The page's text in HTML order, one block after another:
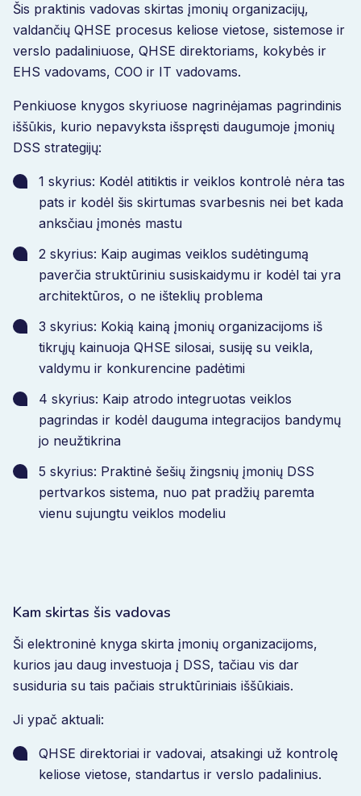
Šis praktinis vadovas skirtas įmonių organizacijų,
valdančių QHSE procesus keliose vietose, sistemose ir
verslo padaliniuose, QHSE direktoriams, kokybės ir
EHS vadovams, COO ir IT vadovams.
Penkiuose knygos skyriuose nagrinėjamas pagrindinis
iššūkis, kurio nepavyksta išspręsti daugumoje įmonių
DSS strategijų:
1 skyrius: Kodėl atitiktis ir veiklos kontrolė nėra tas
pats ir kodėl šis skirtumas svarbesnis nei bet kada
anksčiau įmonės mastu
2 skyrius: Kaip augimas veiklos sudėtingumą
paverčia struktūriniu susiskaidymu ir kodėl tai yra
architektūros, o ne išteklių problema
3 skyrius: Kokią kainą įmonių organizacijoms iš
tikrųjų kainuoja QHSE silosai, susiję su veikla,
valdymu ir konkurencine padėtimi
4 skyrius: Kaip atrodo integruotas veiklos
pagrindas ir kodėl dauguma integracijos bandymų
jo neužtikrina
5 skyrius: Praktinė šešių žingsnių įmonių DSS
pertvarkos sistema, nuo pat pradžių paremta
vienu sujungtu veiklos modeliu
Kam skirtas šis vadovas
Ši elektroninė knyga skirta įmonių organizacijoms,
kurios jau daug investuoja į DSS, tačiau vis dar
susiduria su tais pačiais struktūriniais iššūkiais.
Ji ypač aktuali:
QHSE direktoriai ir vadovai, atsakingi už kontrolę
keliose vietose, standartus ir verslo padalinius.